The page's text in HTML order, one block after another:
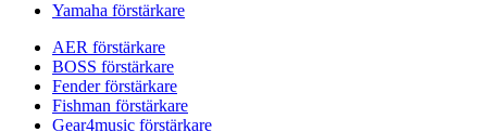
Yamaha förstärkare
AER förstärkare
BOSS förstärkare
Fender förstärkare
Fishman förstärkare
Gear4music förstärkare